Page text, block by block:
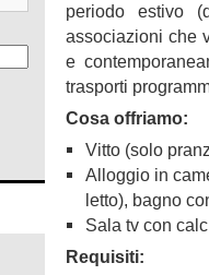
periodo estivo
associazioni che
e
trasporti
Cosa offriamo:
Vitto (solo
Alloggio in
letto), bagno
Sala tv con
Requisiti: